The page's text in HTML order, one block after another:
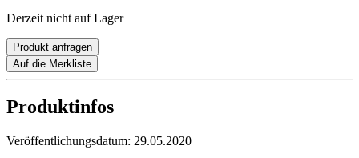
Derzeit nicht auf Lager
Produkt anfragen
Auf die Merkliste
Produktinfos
Veröffentlichungsdatum: 29.05.2020